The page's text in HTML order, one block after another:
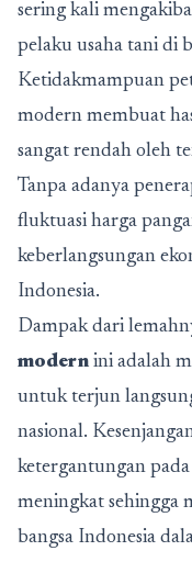
sering kali
pelaku usaha tani di
Ketidakmampuan
modern membuat
sangat rendah oleh
Tanpa adanya
fluktuasi harga
keberlangsungan
Indonesia.
Dampak dari
modern ini adalah
untuk terjun
nasional.
ketergantungan
meningkat sehingga
bangsa Indonesia